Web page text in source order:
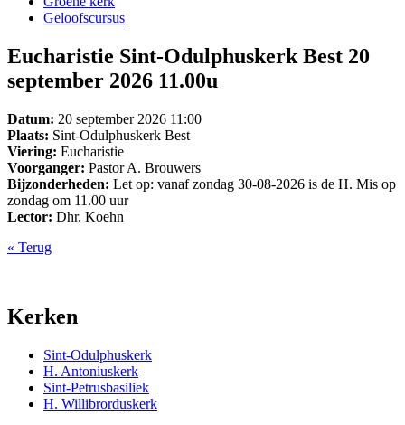
Geloofscursus
Eucharistie Sint-Odulphuskerk Best 20
september 2026 11.00u
Datum: 20 september 2026 11:00
Plaats: Sint-Odulphuskerk Best
Viering: Eucharistie
Voorganger: Pastor A. Brouwers
Bijzonderheden: Let op: vanaf zondag 30-08-2026 is de H. Mis op
zondag om 11.00 uur
Lector: Dhr. Koehn
« Terug
Kerken
Sint-Odulphuskerk
H. Antoniuskerk
Sint-Petrusbasiliek
H. Willibrorduskerk